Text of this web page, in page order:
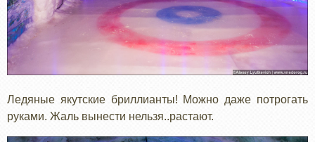
Ледяные якутские бриллианты! Можно даже потрогать
руками. Жаль вынести нельзя..растают.